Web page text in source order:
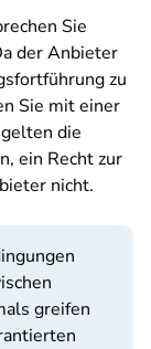
Sie
der Anbieter
zu
Sie mit einer
die
ein Recht zur
nicht.
greifen